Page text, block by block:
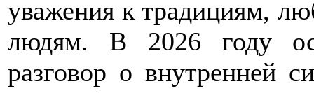
уважения к традициям,
людям. В 2026 году
разговор о внутренней